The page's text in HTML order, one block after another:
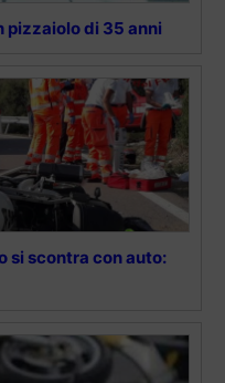
pizzaiolo di 35 anni
si scontra con auto: